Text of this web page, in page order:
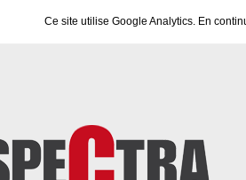
Ce site utilise Google Analytics. En